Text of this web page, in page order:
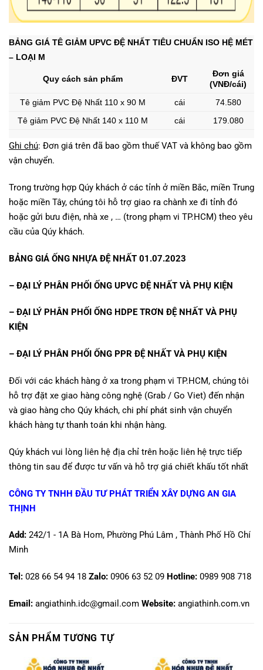
BẢNG GIÁ TÊ GIẢM UPVC ĐỆ NHẤT TIÊU CHUẨN ISO HỆ MÉT
– LOẠI M
Quy cách sản phẩm ĐVT
Đơn giá
(VNĐ/cái)
Tê giảm PVC Đệ Nhất 110 x 90 M
cái
74.580
Tê giảm PVC Đệ Nhất 140 x 110 M
cái 179.080
Ghi chú: Đơn giá trên đã bao gồm thuế VAT và không bao gồm
vận chuyển.
Trong trường hợp Qúy khách ở các tỉnh ở miền Bắc, miền Trung
hoặc miền Tây, chúng tôi hỗ trợ giao ra chành xe đi tỉnh đó
hoặc gửi bưu điện, nhà xe , … (trong phạm vi TP.HCM) theo yêu
cầu của Qúy khách.
BẢNG GIÁ ỐNG NHỰA ĐỆ NHẤT 01.07.2023
– ĐẠI LÝ PHÂN PHỐI ỐNG UPVC ĐỆ NHẤT VÀ PHỤ KIỆN
– ĐẠI LÝ PHÂN PHỐI ỐNG HDPE TRƠN ĐỆ NHẤT VÀ PHỤ
KIỆN
– ĐẠI LÝ PHÂN PHỐI ỐNG PPR ĐỆ NHẤT VÀ PHỤ KIỆN
Đối với các khách hàng ở xa trong phạm vi TP.HCM, chúng tôi
hỗ trợ đặt xe giao hàng công nghệ (Grab / Go Viet) đến nhận
và giao hàng cho Qúy khách, chi phí phát sinh vận chuyển
khách hàng tự thanh toán khi nhận hàng.
Qúy khách vui lòng liên hệ địa chỉ trên hoặc liên hệ trực tiếp
thông tin sau để được tư vấn và hỗ trợ giá chiết khấu tốt nhất
CÔNG TY TNHH ĐẦU TƯ PHÁT TRIỂN XÂY DỰNG AN GIA
THỊNH
Add: 242/1 - 1A Bà Hom, Phường Phú Lâm , Thành Phố Hồ Chí
Minh
Tel: 028 66 54 94 18 Zalo: 0906 63 52 09 Hotline: 0989 908 718
Email: angiathinh.idc@gmail.com Website: angiathinh.com.vn
SẢN PHẨM TƯƠNG TỰ